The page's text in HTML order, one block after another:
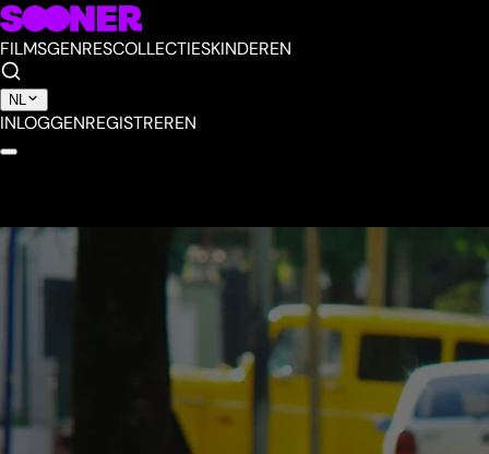
FILMSGENRESCOLLECTIESKINDEREN
NL
INLOGGENREGISTREREN